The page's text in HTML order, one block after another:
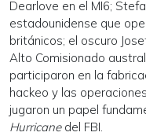
Dearlove en el MI6;
estadounidense que
británicos; el oscuro
Alto Comisionado
participaron en la
hackeo y las
jugaron un papel
Hurricane del FBI.